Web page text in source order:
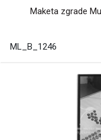
Maketa zgrade
ML_B_1246